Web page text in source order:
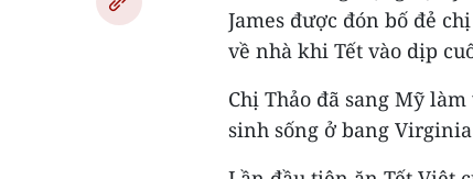
James được đón bố đẻ
về nhà khi Tết vào dịp
Chị Thảo đã sang Mỹ
sinh sống ở bang